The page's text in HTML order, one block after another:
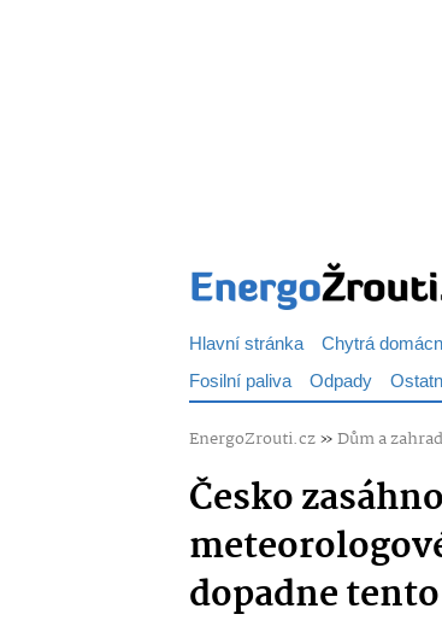
Hlavní stránka Chytrá
Fosilní paliva Odpady
EnergoZrouti.cz»Dům a
Česko
dopadne